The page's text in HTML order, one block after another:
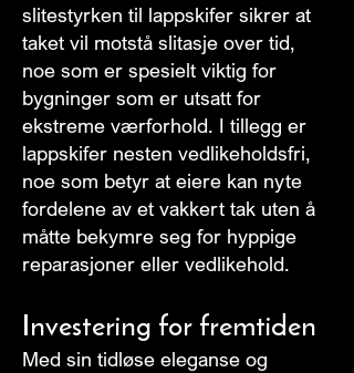
slitestyrken til lappskifer sikrer at
taket vil motstå slitasje over tid,
noe som er spesielt viktig for
bygninger som er utsatt for
ekstreme værforhold. I tillegg er
lappskifer nesten vedlikeholdsfri,
noe som betyr at eiere kan nyte
fordelene av et vakkert tak uten å
måtte bekymre seg for hyppige
reparasjoner eller vedlikehold.
Investering for fremtiden
Med sin tidløse eleganse og